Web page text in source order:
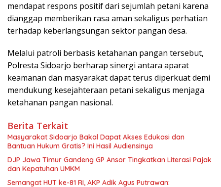
mendapat respons positif dari sejumlah petani karena
dianggap memberikan rasa aman sekaligus perhatian
terhadap keberlangsungan sektor pangan desa.
Melalui patroli berbasis ketahanan pangan tersebut,
Polresta Sidoarjo berharap sinergi antara aparat
keamanan dan masyarakat dapat terus diperkuat demi
mendukung kesejahteraan petani sekaligus menjaga
ketahanan pangan nasional.
Berita Terkait
Masyarakat Sidoarjo Bakal Dapat Akses Edukasi dan
Bantuan Hukum Gratis? Ini Hasil Audiensinya
DJP Jawa Timur Gandeng GP Ansor Tingkatkan Literasi Pajak
dan Kepatuhan UMKM
Semangat HUT ke-81 RI, AKP Adik Agus Putrawan: